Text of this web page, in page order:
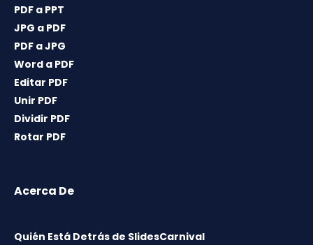
PDF a PPT
JPG a PDF
PDF a JPG
Word a PDF
Editar PDF
Unir PDF
Dividir PDF
Rotar PDF
Acerca De
Quién Está Detrás de SlidesCarnival